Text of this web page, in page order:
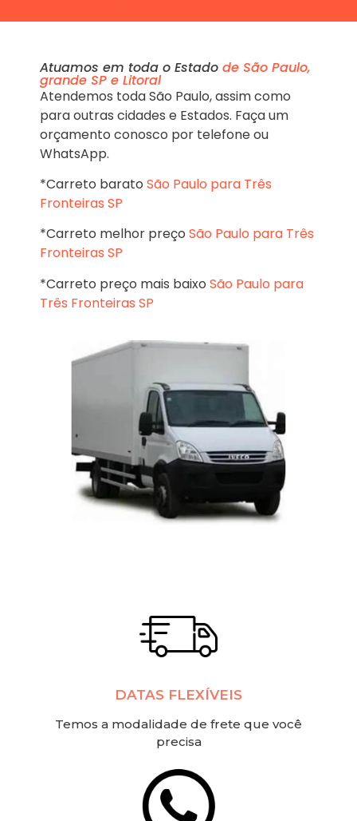
Atuamos em toda o Estado de São Paulo,
grande SP e Litoral
Atendemos toda São Paulo, assim como
para outras cidades e Estados. Faça um
orçamento conosco por telefone ou
WhatsApp.
*Carreto barato São Paulo para Três
Fronteiras SP
*Carreto melhor preço São Paulo para Três
Fronteiras SP
*Carreto preço mais baixo São Paulo para
Três Fronteiras SP
DATAS FLEXÍVEIS
Temos a modalidade de frete que você
precisa